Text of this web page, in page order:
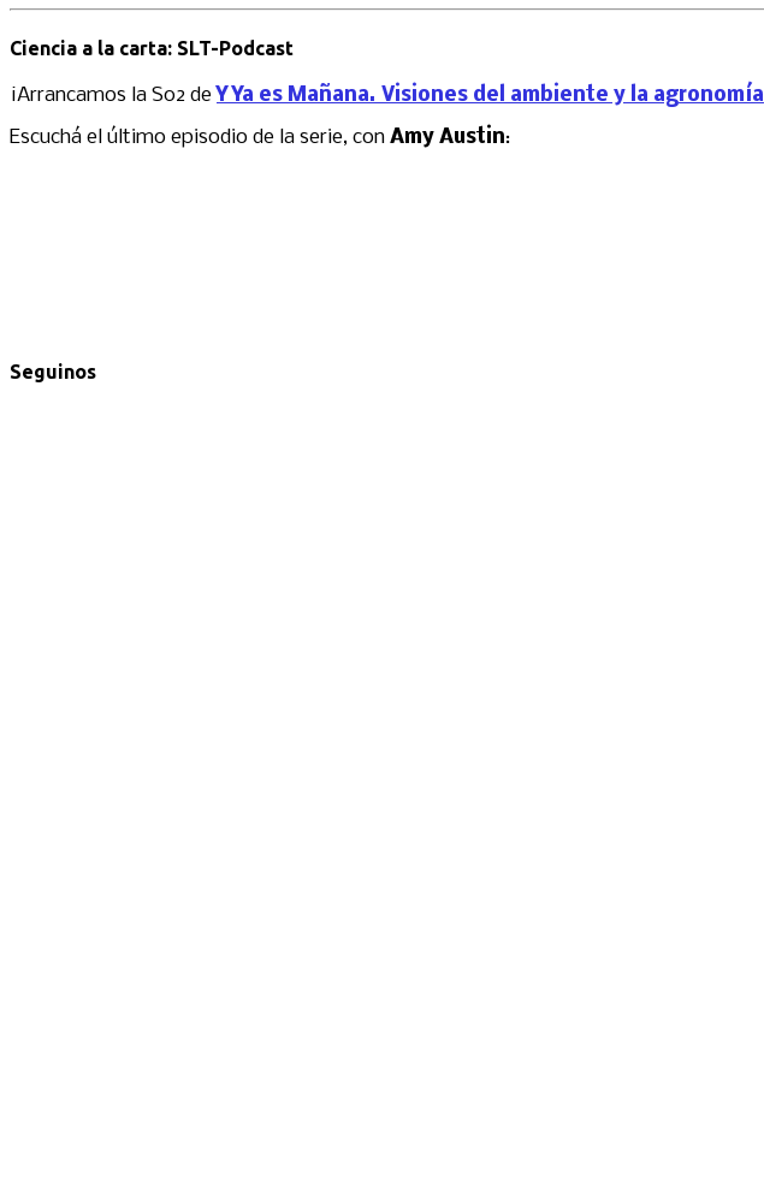
Ciencia a la carta: SLT-Podcast
¡Arrancamos la S02 deY Ya es Mañana. Visiones del ambiente y la agronomía
Escuchá el último episodio de la serie, con Amy Austin:
Seguinos